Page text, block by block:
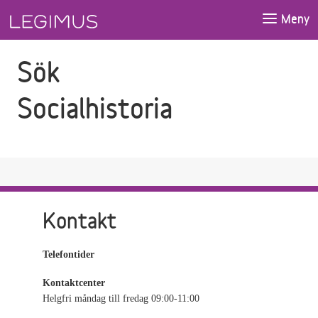
Meny
Sök
Socialhistoria
Kontakt
Telefontider
Kontaktcenter
Helgfri måndag till fredag 09:00-11:00